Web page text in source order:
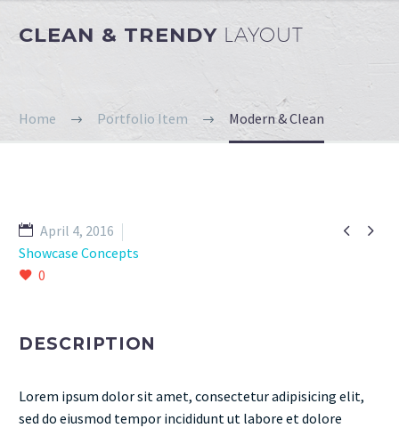
CLEAN & TRENDY LAYOUT
Home Portfolio Item Modern & Clean
 
April 4, 2016
Showcase Concepts
0
DESCRIPTION
Lorem ipsum dolor sit amet, consectetur adipisicing elit,
sed do eiusmod tempor incididunt ut labore et dolore